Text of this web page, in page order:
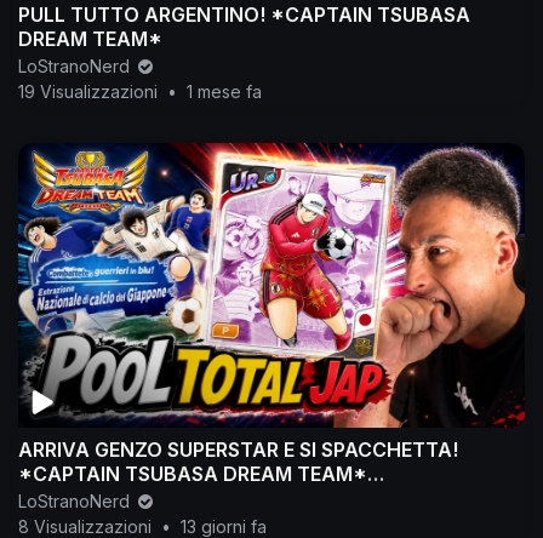
PULL TUTTO ARGENTINO! *CAPTAIN TSUBASA
DREAM TEAM*
LoStranoNerd
19 Visualizzazioni
• 1 mese fa
ARRIVA GENZO SUPERSTAR E SI SPACCHETTA!
*CAPTAIN TSUBASA DREAM TEAM*
#captaintsubasadreamteam
LoStranoNerd
8 Visualizzazioni
• 13 giorni fa